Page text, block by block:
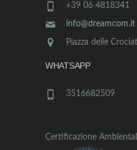
+39 06 4818341
info@dreamcom.it
Piazza delle
WHATSAPP
3516682509
Certificazione